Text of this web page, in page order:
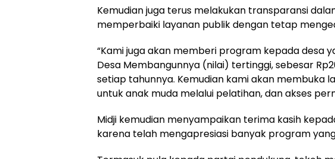
Kemudian juga terus melakukan transparansi
memperbaiki layanan publik dengan tetap
“Kami juga akan memberi program kepada desa
Desa Membangunnya (nilai) tertinggi, sebesar
setiap tahunnya. Kemudian kami akan membuka
untuk anak muda melalui pelatihan, dan akses
Midji kemudian menyampaikan terima kasih
karena telah mengapresiasi banyak program